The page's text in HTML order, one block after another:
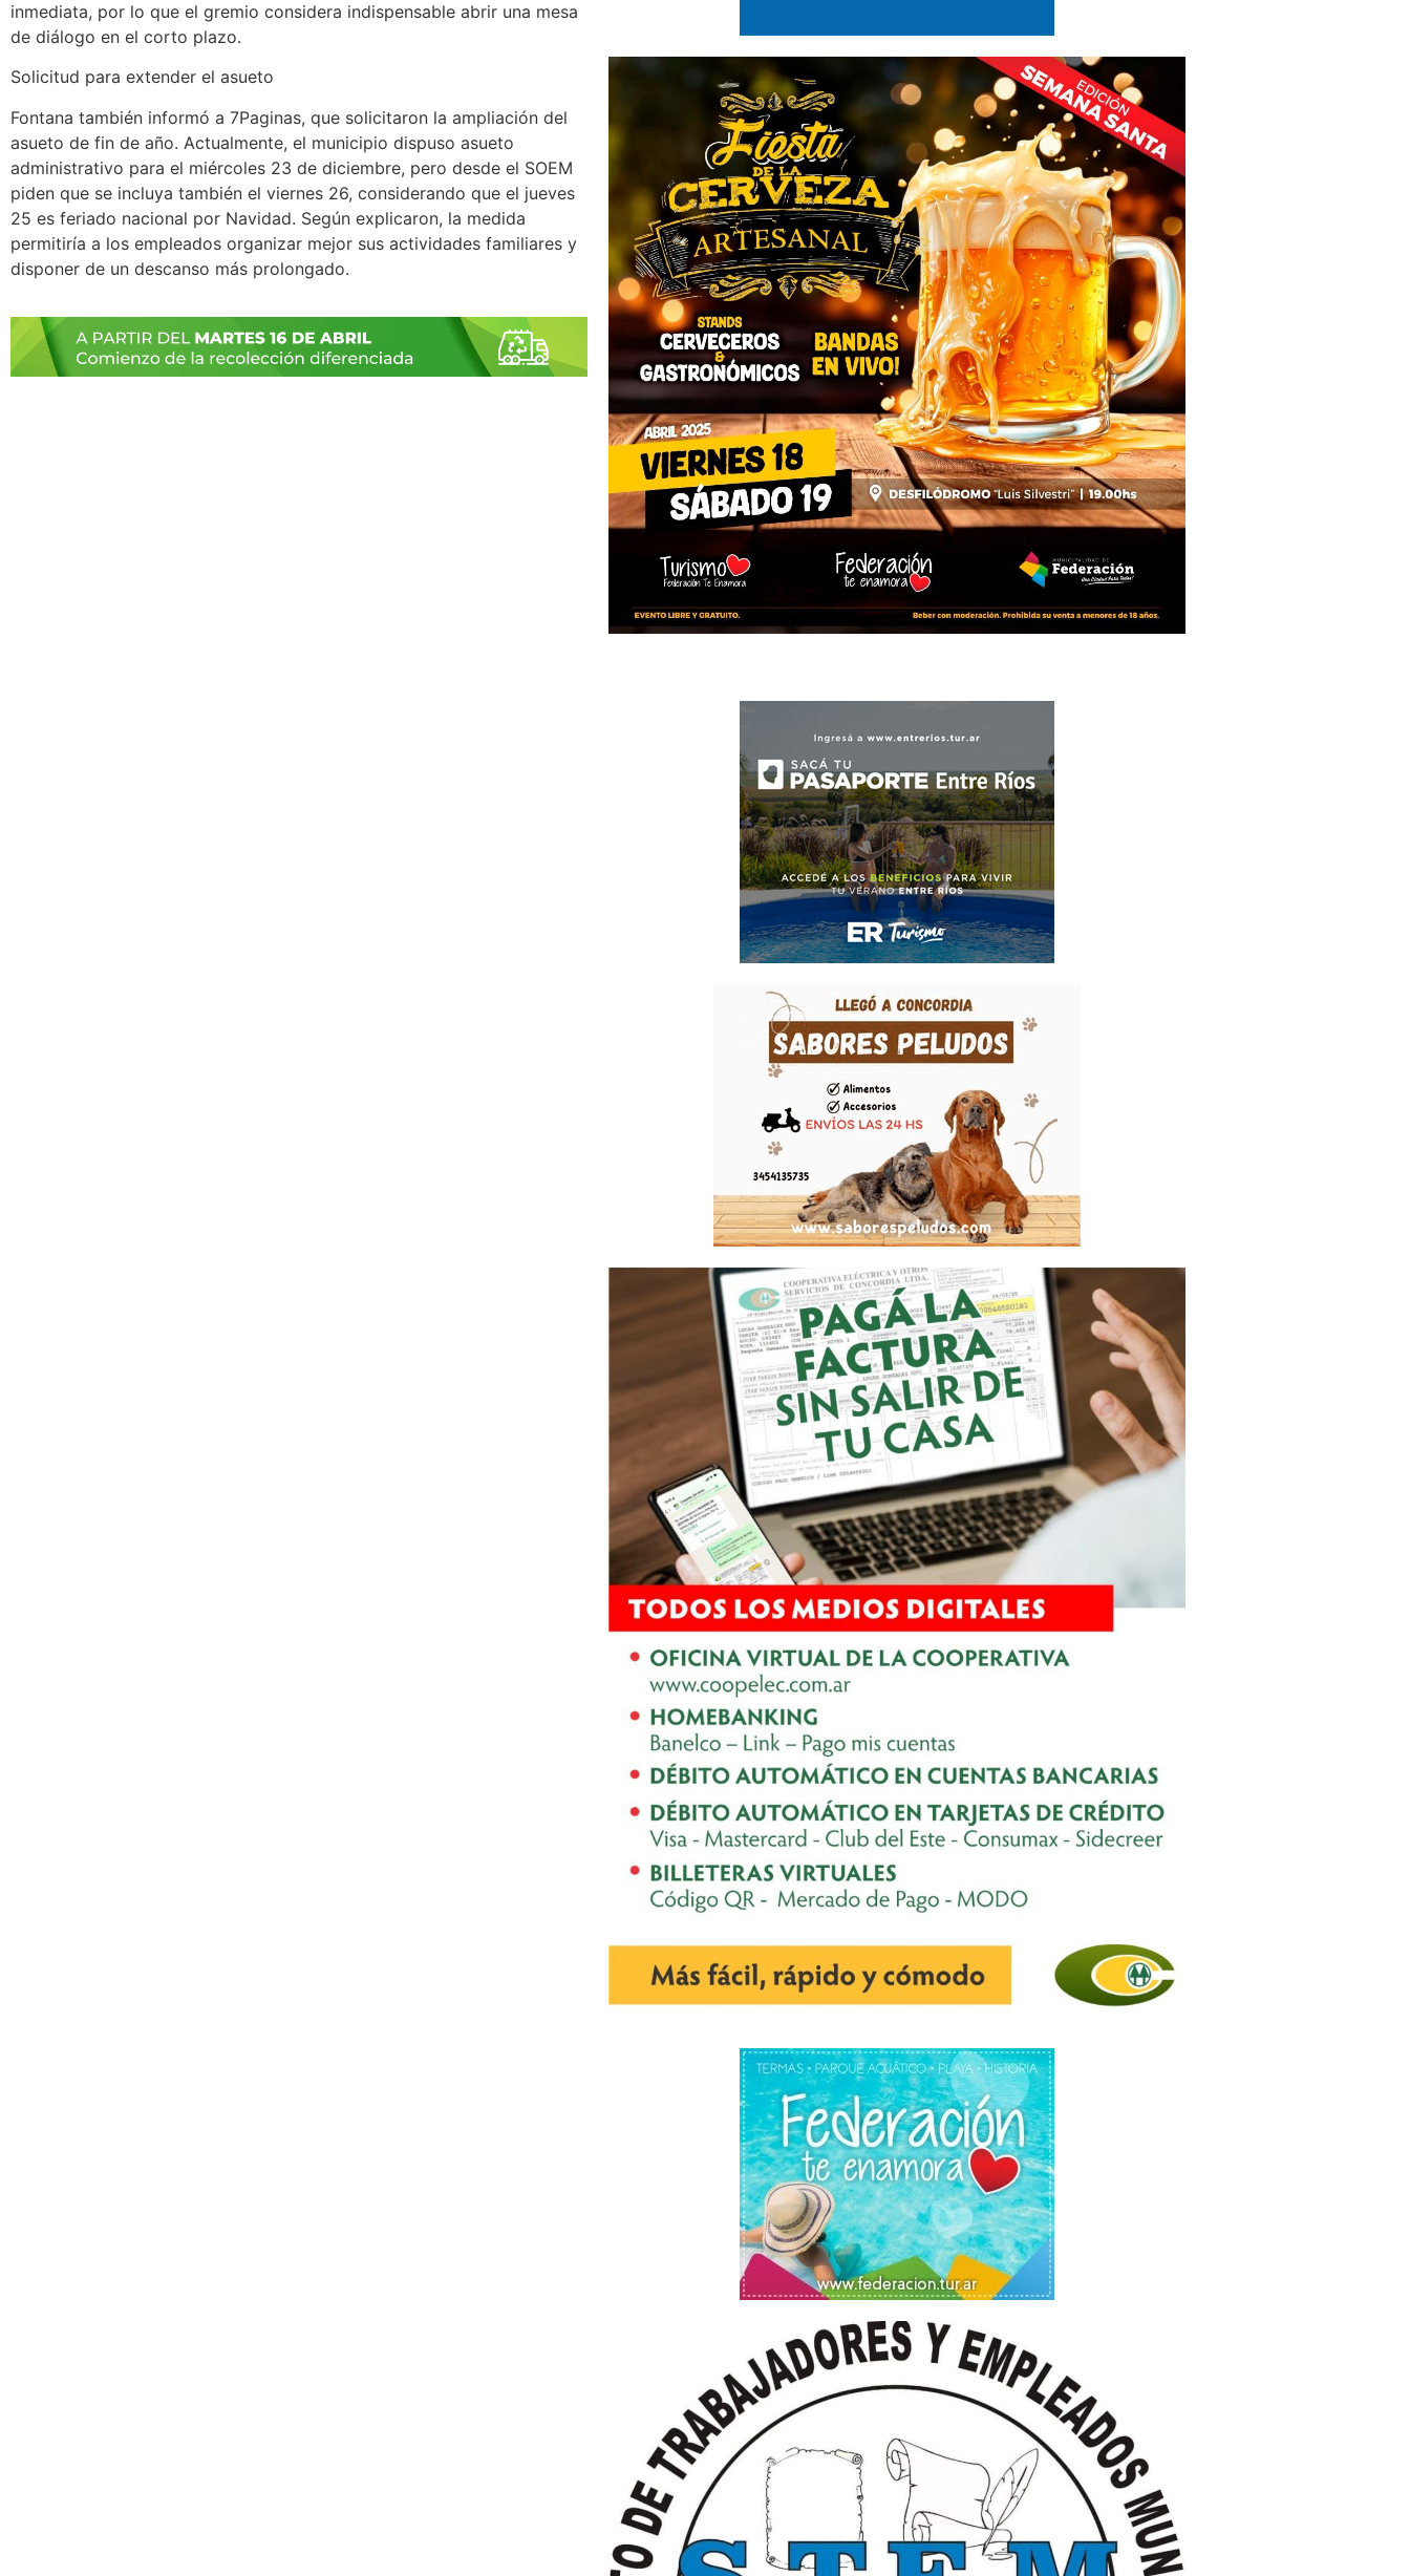
inmediata, por lo que el gremio considera indispensable abrir una mesa
de diálogo en el corto plazo.
Solicitud para extender el asueto
Fontana también informó a 7Paginas, que solicitaron la ampliación del
asueto de fin de año. Actualmente, el municipio dispuso asueto
administrativo para el miércoles 23 de diciembre, pero desde el SOEM
piden que se incluya también el viernes 26, considerando que el jueves
25 es feriado nacional por Navidad. Según explicaron, la medida
permitiría a los empleados organizar mejor sus actividades familiares y
disponer de un descanso más prolongado.